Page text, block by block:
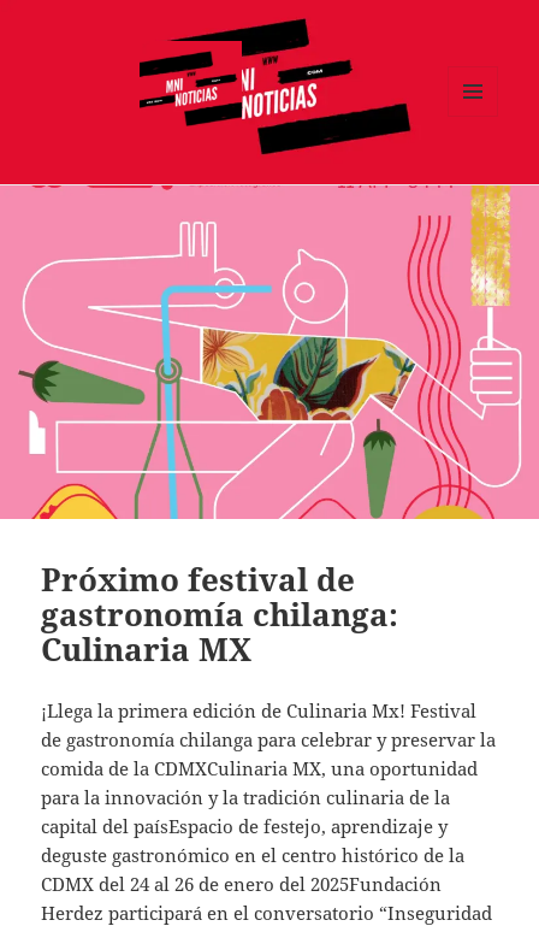
Próximo festival de
gastronomía chilanga:
Culinaria MX
¡Llega la primera edición de Culinaria Mx! Festival
de gastronomía chilanga para celebrar y preservar la
comida de la CDMXCulinaria MX, una oportunidad
para la innovación y la tradición culinaria de la
capital del paísEspacio de festejo, aprendizaje y
deguste gastronómico en el centro histórico de la
CDMX del 24 al 26 de enero del 2025Fundación
Herdez participará en el conversatorio “Inseguridad